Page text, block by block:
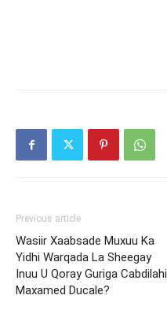
Previous article
Wasiir Xaabsade Muxuu Ka
Yidhi Warqada La Sheegay
Inuu U Qoray Guriga Cabdilahi
Maxamed Ducale?